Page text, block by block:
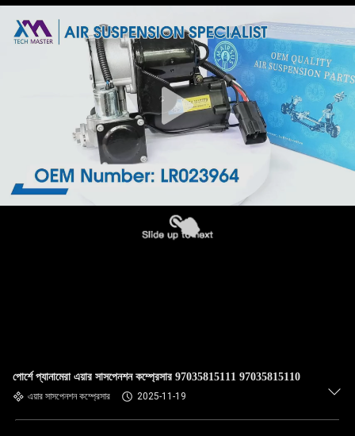
পোর্শে প্যানামেরা এয়ার সাসপেনশন কম্প্রেসার 97035815111 97035815110
এয়ার সাসপেনশন কম্প্রেসার 2025-11-19